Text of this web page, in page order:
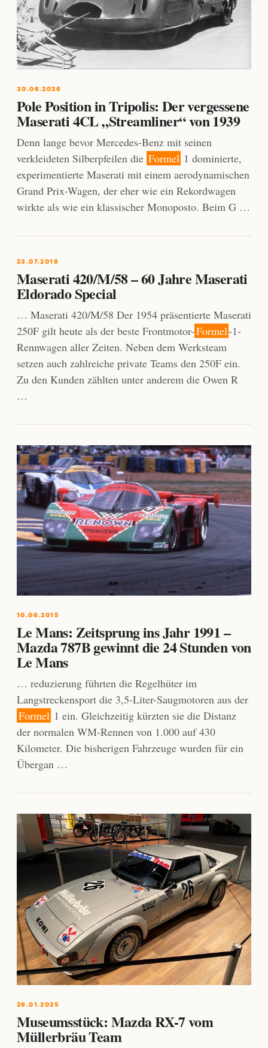
30.06.2026
Pole Position in Tripolis: Der vergessene
Maserati 4CL „Streamliner“ von 1939
Denn lange bevor Mercedes-Benz mit seinen
verkleideten Silberpfeilen die Formel 1 dominierte,
experimentierte Maserati mit einem aerodynamischen
Grand Prix-Wagen, der eher wie ein Rekordwagen
wirkte als wie ein klassischer Monoposto. Beim G …
23.07.2018
Maserati 420/M/58 – 60 Jahre Maserati
Eldorado Special
… Maserati 420/M/58 Der 1954 präsentierte Maserati
250F gilt heute als der beste Frontmotor-Formel-1-
Rennwagen aller Zeiten. Neben dem Werksteam
setzen auch zahlreiche private Teams den 250F ein.
Zu den Kunden zählten unter anderem die Owen R
…
10.06.2015
Le Mans: Zeitsprung ins Jahr 1991 –
Mazda 787B gewinnt die 24 Stunden von
Le Mans
… reduzierung führten die Regelhüter im
Langstreckensport die 3,5-Liter-Saugmotoren aus der
Formel 1 ein. Gleichzeitig kürzten sie die Distanz
der normalen WM-Rennen von 1.000 auf 430
Kilometer. Die bisherigen Fahrzeuge wurden für ein
Übergan …
26.01.2025
Museumsstück: Mazda RX-7 vom
Müllerbräu Team